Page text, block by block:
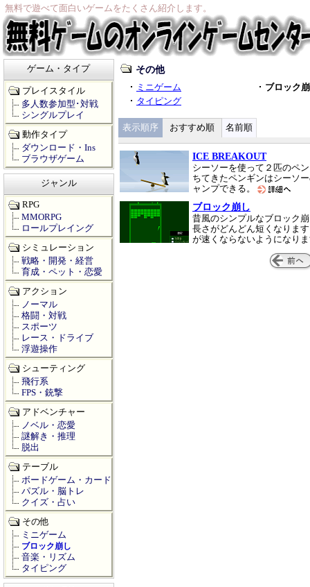
無料で遊べて面白いゲームをたくさん紹介します。
その他
ミニゲーム
ブロック
タイピング
表示順序 おすすめ順 名前順
ICE BREAKOUT
シーソーを使って２匹のペ
ちてきたペンギンはシーソ
ャンプできる。
ブロック崩し
昔風のシンプルなブロック
長さがどんどん短くなりま
が速くならないようになり
ゲーム・タイプ
プレイスタイル
多人数参加型･対戦
シングルプレイ
動作タイプ
ダウンロード・Ins
ブラウザゲーム
ジャンル
RPG
MMORPG
ロールプレイング
シミュレーション
戦略・開発・経営
育成・ペット・恋愛
アクション
ノーマル
格闘・対戦
スポーツ
レース・ドライブ
浮遊操作
シューティング
飛行系
FPS・銃撃
アドベンチャー
ノベル・恋愛
謎解き・推理
脱出
テーブル
ボードゲーム・カード
パズル・脳トレ
クイズ・占い
その他
ミニゲーム
ブロック崩し
音楽・リズム
タイピング